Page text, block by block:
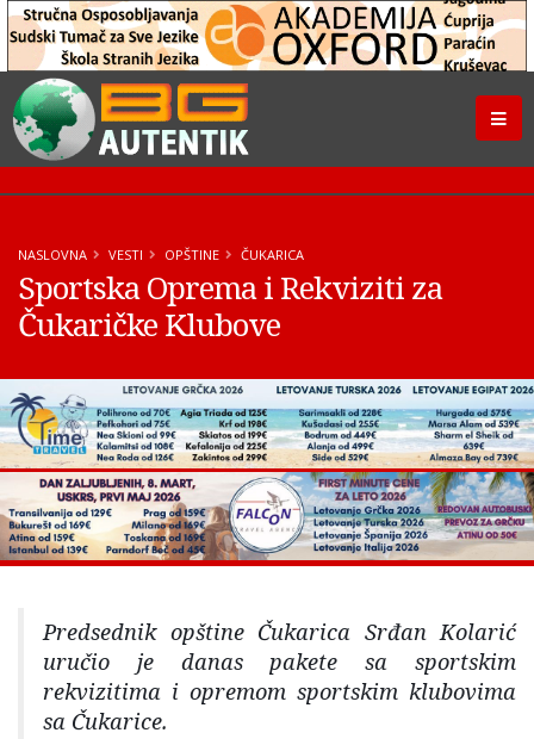
NASLOVNA VESTI OPŠTINE ČUKARICA
Sportska Oprema i Rekviziti za
Čukaričke Klubove
Predsednik opštine Čukarica Srđan Kolarić
uručio je danas pakete sa sportskim
rekvizitima i opremom sportskim klubovima
sa Čukarice.